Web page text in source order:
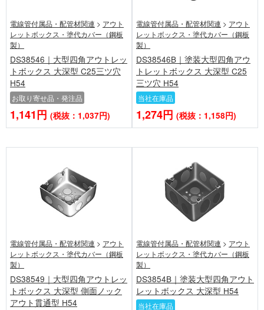
電線管付属品・配管材関連 > アウト
レットボックス・塗代カバー（鋼板
製）
DS38546｜大型四角アウトレッ
トボックス 大深型 C25三ツ穴
H54
お取り寄せ品・発注品
1,141円 (税抜：1,037円)
電線管付属品・配管材関連 > アウト
レットボックス・塗代カバー（鋼板
製）
DS38546B｜塗装大型四角アウ
トレットボックス 大深型 C25
三ツ穴 H54
当社在庫品
1,274円 (税抜：1,158円)
電線管付属品・配管材関連 > アウト
レットボックス・塗代カバー（鋼板
製）
DS38549｜大型四角アウトレッ
トボックス 大深型 側面ノック
アウト貫通型 H54
電線管付属品・配管材関連 > アウト
レットボックス・塗代カバー（鋼板
製）
DS3854B｜塗装大型四角アウト
レットボックス 大深型 H54
当社在庫品